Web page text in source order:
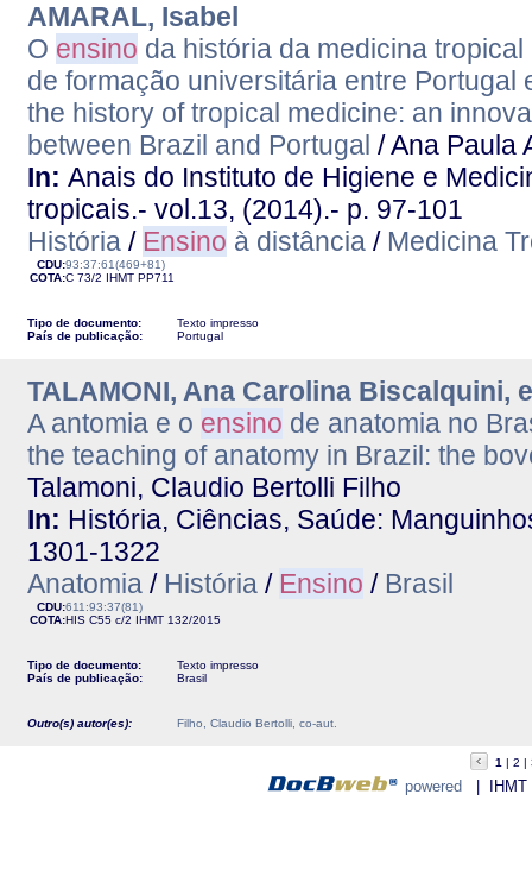
AMARAL, Isabel
O ensino da história da medicina
de formação universitária entre
the history of tropical medicine: an
between Brazil and Portugal / Ana Paula
In: Anais do Instituto de Higiene e
tropicais.- vol.13, (2014).- p. 97-101
História / Ensino à distância / Medicina
CDU:93:37:61(469+81)
COTA:C 73/2 IHMT PP711
Tipo de documento:
Texto impresso
País de publicação:
Portugal
TALAMONI, Ana Carolina Biscalquini,
A antomia e o ensino de anatomia no
the teaching of anatomy in Brazil: the
Talamoni, Claudio Bertolli Filho
In: História, Ciências, Saúde:
1301-1322
Anatomia / História / Ensino / Brasil
CDU:611:93:37(81)
COTA:HIS C55 c/2 IHMT 132/2015
Tipo de documento:
Texto impresso
País de publicação:
Brasil
Outro(s) autor(es): Filho, Claudio Bertolli, co-aut.
1 2
powered | IHMT -